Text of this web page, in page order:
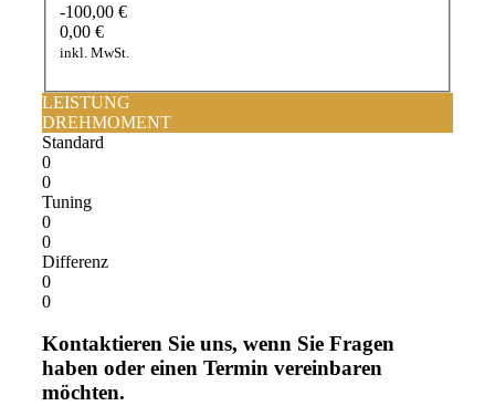
-100,00 €
0,00 €
inkl. MwSt.
LEISTUNG
DREHMOMENT
Standard
0
0
Tuning
0
0
Differenz
0
0
Kontaktieren Sie uns, wenn Sie Fragen
haben oder einen Termin vereinbaren
möchten.